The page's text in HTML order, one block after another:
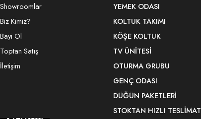
Showroomlar
Biz Kimiz?
Bayi Ol
Toptan Satış
İletişim
YEMEK ODASI
KOLTUK TAKIMI
KÖŞE KOLTUK
TV ÜNITESI
OTURMA GRUBU
GENÇ ODASI
DÜĞÜN PAKETLERI
STOKTAN HIZLI TESLIMAT